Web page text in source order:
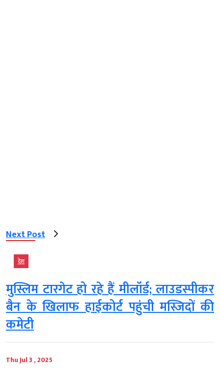
Next Post
देश
मुस्लिम टारगेट हो रहे हैं मीलॉर्ड; लाउडस्पीकर
बैन के खिलाफ हाईकोर्ट पहुंची मस्जिदों की
कमेटी
Thu Jul 3 , 2025